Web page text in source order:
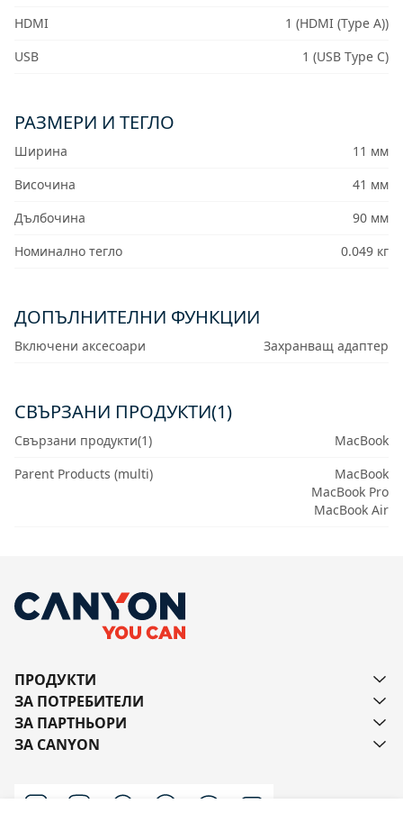
HDMI
1 (HDMI (Type A))
USB
1 (USB Type C)
РАЗМЕРИ И ТЕГЛО
Ширина
11 мм
Височина
41 мм
Дълбочина
90 мм
Номинално тегло
0.049 кг
ДОПЪЛНИТЕЛНИ ФУНКЦИИ
Включени аксесоари Захранващ адаптер
СВЪРЗАНИ ПРОДУКТИ(1)
Свързани продукти(1)
MacBook
Parent Products (multi)
MacBook
MacBook Pro
MacBook Air
ПРОДУКТИ
ЗА ПОТРЕБИТЕЛИ
ЗА ПАРТНЬОРИ
ЗА CANYON